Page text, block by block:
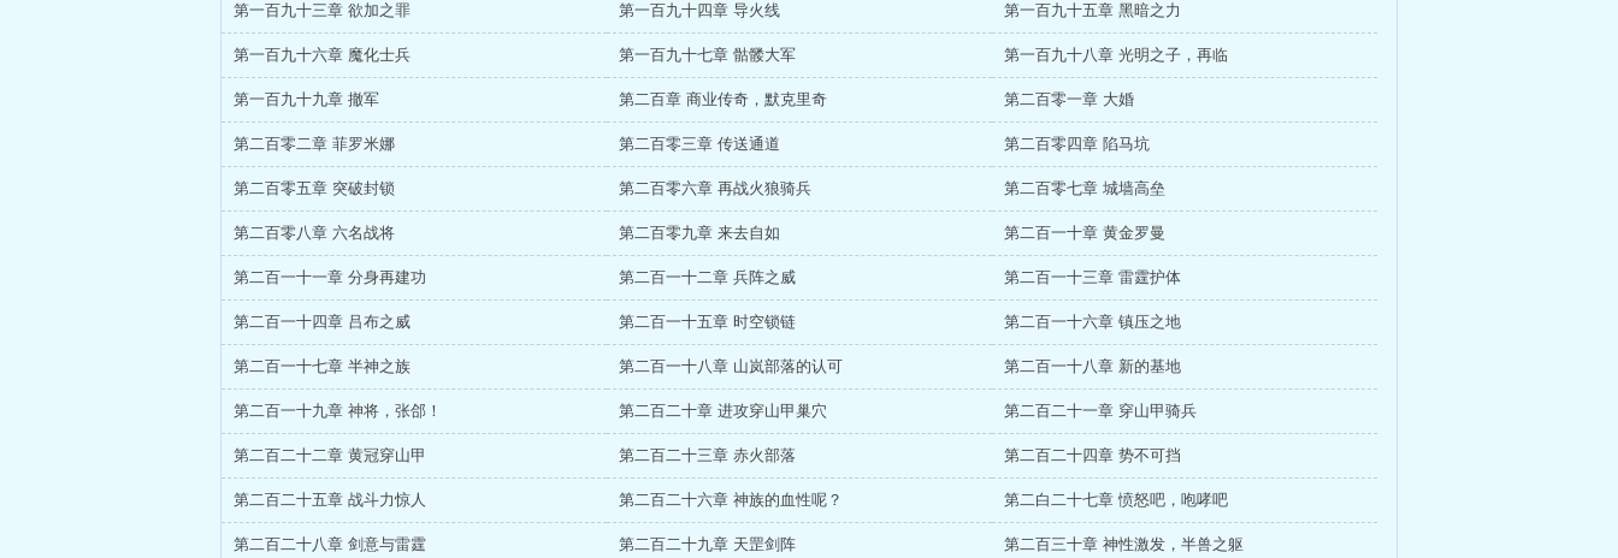
第一百九十三章 欲加之罪 第一百九十四章 导火线 第一百九十五章 黑暗之力
第一百九十六章 魔化士兵 第一百九十七章 骷髅大军 第一百九十八章 光明之子，再临
第一百九十九章 撤军 第二百章 商业传奇，默克里奇 第二百零一章 大婚
第二百零二章 菲罗米娜 第二百零三章 传送通道 第二百零四章 陷马坑
第二百零五章 突破封锁 第二百零六章 再战火狼骑兵 第二百零七章 城墙高垒
第二百零八章 六名战将 第二百零九章 来去自如 第二百一十章 黄金罗曼
第二百一十一章 分身再建功 第二百一十二章 兵阵之威 第二百一十三章 雷霆护体
第二百一十四章 吕布之威 第二百一十五章 时空锁链 第二百一十六章 镇压之地
第二百一十七章 半神之族 第二百一十八章 山岚部落的认可 第二百一十八章 新的基地
第二百一十九章 神将，张郃！ 第二百二十章 进攻穿山甲巢穴 第二百二十一章 穿山甲骑兵
第二百二十二章 黄冠穿山甲 第二百二十三章 赤火部落 第二百二十四章 势不可挡
第二百二十五章 战斗力惊人 第二百二十六章 神族的血性呢？ 第二白二十七章 愤怒吧，咆哮吧
第二百二十八章 剑意与雷霆 第二百二十九章 天罡剑阵 第二百三十章 神性激发，半兽之躯